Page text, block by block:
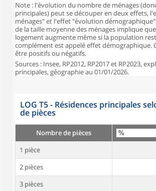
Note : l'évolution du nombre de ménages
principales) peut se découper en deux effets,
ménages" et l'effet "évolution
de la taille moyenne des ménages implique
logement augmente même si la population
complément est appelé effet démographique.
être positifs ou négatifs.
Sources : Insee, RP2012, RP2017 et RP2023,
principales, géographie au 01/01/2026.
LOG T5 - Résidences principales
de pièces
Nombre de pièces
1 pièce
2 pièces
3 pièces